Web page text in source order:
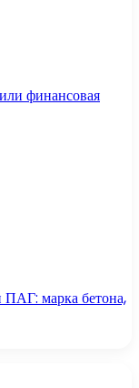
финансовая
марка бетона,